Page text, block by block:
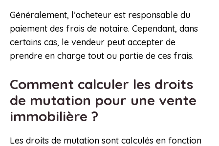
Généralement, l’acheteur est responsable du
paiement des frais de notaire. Cependant, dans
certains cas, le vendeur peut accepter de
prendre en charge tout ou partie de ces frais.
Comment calculer les droits
de mutation pour une vente
immobilière ?
Les droits de mutation sont calculés en fonction